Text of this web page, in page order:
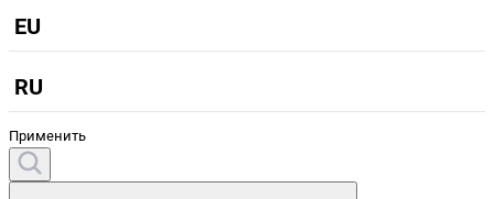
EU
RU
Применить